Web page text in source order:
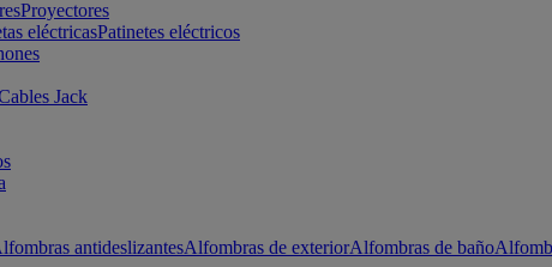
Proyectores
eléctricasPatinetes eléctricos
Jack
antideslizantesAlfombras de exteriorAlfombras de baño